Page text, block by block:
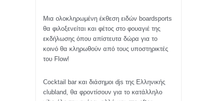
Μια ολοκληρωμένη έκθεση ειδών boardsports
θα φιλοξενείται και φέτος στο φουαγιέ της
εκδήλωσης όπου απίστευτα δώρα για το
κοινό θα κληρωθούν από τους υποστηρικτές
του Flow!
Cocktail bar και διάσημοι djs της Ελληνικής
clubland, θα φροντίσουν για το κατάλληλο